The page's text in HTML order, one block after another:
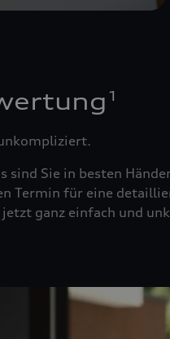
1
sind Sie in besten
Termin für eine
ganz einfach und